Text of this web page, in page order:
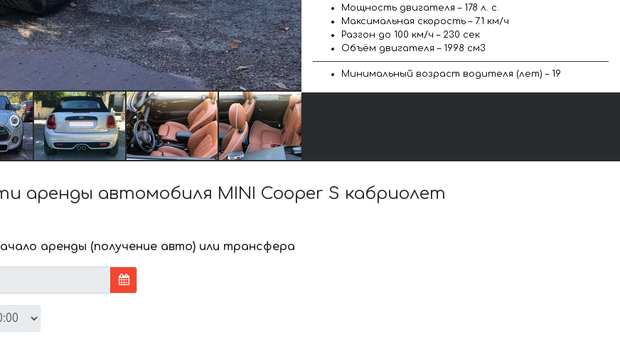
Мощность двигателя – 178 л. с.
Максимальная скорость – 7.1 км/ч
Разгон до 100 км/ч – 230 сек
Объём двигателя – 1998 см3
Минимальный возраст водителя (лет) – 19
аренды автомобиля MINI Cooper S кабриолет
аренды (получение авто) или трансфера